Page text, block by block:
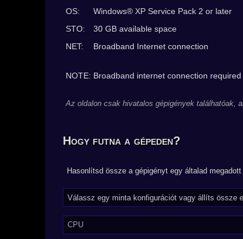
OS:
Windows® XP Service Pack 2 or later
STO:
30 GB available space
NET:
Broadband Internet connection
NOTE: Broadband internet connection
Az oldalon csak hivatalos gépigények találhatóak,
Hogy futna a gépeden?
Hasonlítsd össze a gépigényt egy általad
CPU